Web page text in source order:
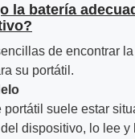
la batería
de encontrar
su portátil.
portátil suele estar
dispositivo, lo lee y